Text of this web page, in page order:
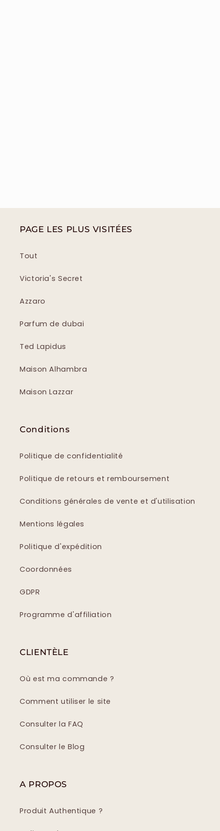
PAGE LES PLUS VISITÉES
Tout
Victoria's Secret
Azzaro
Parfum de dubai
Ted Lapidus
Maison Alhambra
Maison Lazzar
Conditions
Politique de confidentialité
Politique de retours et remboursement
Conditions générales de vente et d'utilisation
Mentions légales
Politique d'expédition
Coordonnées
GDPR
Programme d'affiliation
CLIENTÈLE
Où est ma commande ?
Comment utiliser le site
Consulter la FAQ
Consulter le Blog
A PROPOS
Produit Authentique ?